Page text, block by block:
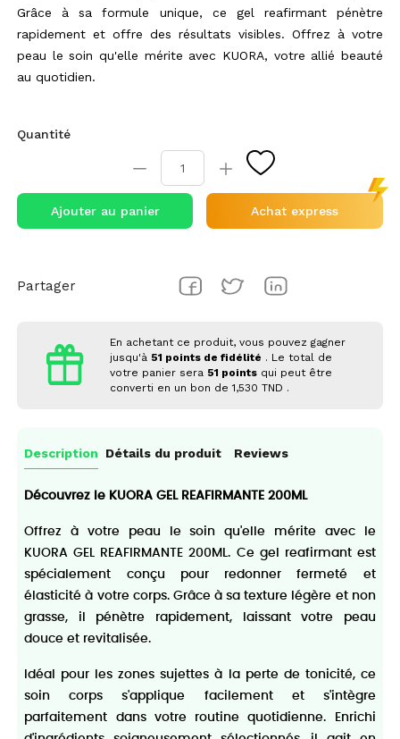
Grâce à sa formule unique, ce gel reafirmant pénètre
rapidement et offre des résultats visibles. Offrez à votre
peau le soin qu'elle mérite avec KUORA, votre allié beauté
au quotidien.
Quantité
Ajouter au panier Achat express
Partager
En achetant ce produit, vous pouvez gagner
jusqu'à 51 points de fidélité . Le total de
votre panier sera 51 points qui peut être
converti en un bon de1,530 TND .
Description Détails du produit Reviews
Découvrez le KUORA GEL REAFIRMANTE 200ML
Offrez à votre peau le soin qu'elle mérite avec le
KUORA GEL REAFIRMANTE 200ML. Ce gel reafirmant est
spécialement conçu pour redonner fermeté et
élasticité à votre corps. Grâce à sa texture légère et non
grasse, il pénètre rapidement, laissant votre peau
douce et revitalisée.
Idéal pour les zones sujettes à la perte de tonicité, ce
soin corps s'applique facilement et s'intègre
parfaitement dans votre routine quotidienne. Enrichi